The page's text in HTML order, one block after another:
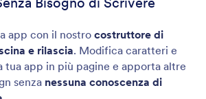
app con il nostro costruttore di
e rilascia. Modifica caratteri e
tua app in più pagine e apporta altre
senza nessuna conoscenza di